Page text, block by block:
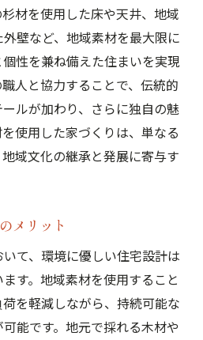
庭作り
めの設計ポイント
む窓の配置
つ断熱技術
を取り込む空間デザイン
じる家づくり
茨城県の家づくりのヒント
ーな建材の使用
テナンス方法
入れたインテリアのポイン
を作るための素材選び
材を使用した床や天井、地域
壁など、地域素材を最大限に
性を兼ね備えた住まいを実現
人と協力することで、伝統的
ルが加わり、さらに独自の魅
使用した家づくりは、単なる
域文化の継承と発展に寄与す
メリット
て、環境に優しい住宅設計は
す。地域素材を使用すること
を軽減しながら、持続可能な
能です。地元で採れる木材や